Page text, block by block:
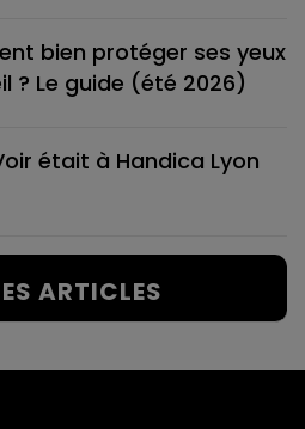
bien protéger ses yeux
? Le guide (été 2026)
était à Handica Lyon
ARTICLES